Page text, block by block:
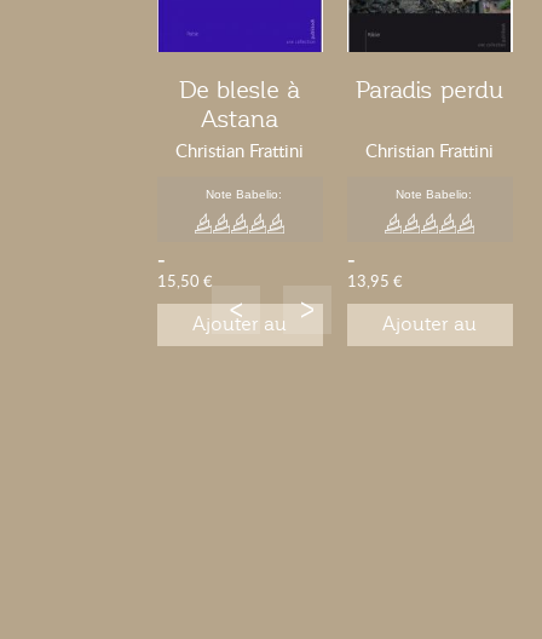
De blesle à
Astana
Christian Frattini
Note Babelio:
-
15,50 €
Ajouter au
Paradis perdu
Christian Frattini
Note Babelio:
-
13,95 €
Ajouter au